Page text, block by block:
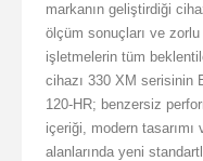
markanın geliştirdiği
ölçüm sonuçları ve zorlu
işletmelerin tüm
cihazı 330 XM serisinin
120-HR; benzersiz
içeriği, modern
alanlarında yeni